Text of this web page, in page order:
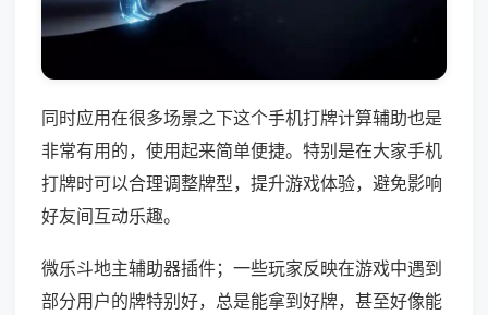
同时应用在很多场景之下这个手机打牌计算辅助也是
非常有用的，使用起来简单便捷。特别是在大家手机
打牌时可以合理调整牌型，提升游戏体验，避免影响
好友间互动乐趣。
微乐斗地主辅助器插件；一些玩家反映在游戏中遇到
部分用户的牌特别好，总是能拿到好牌，甚至好像能